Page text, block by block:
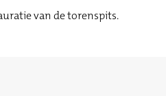
van de torenspits.